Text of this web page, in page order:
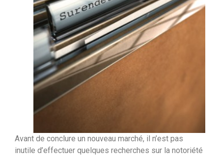
Avant de conclure un nouveau marché, il n’est pas
inutile d’effectuer quelques recherches sur la notoriété